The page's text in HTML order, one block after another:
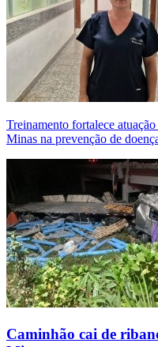
Treinamento fortalece
Minas na prevenção de
Caminhão cai de